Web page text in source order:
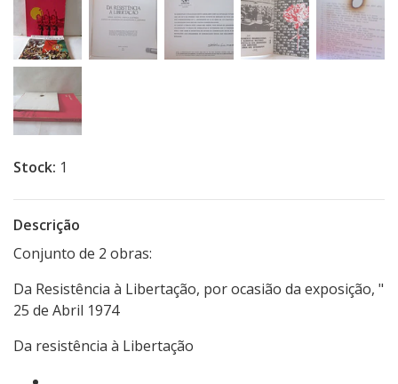
Stock: 1
Descrição
Conjunto de 2 obras:
Da Resistência à Libertação, por ocasião da exposição, "
25 de Abril 1974
Da resistência à Libertação